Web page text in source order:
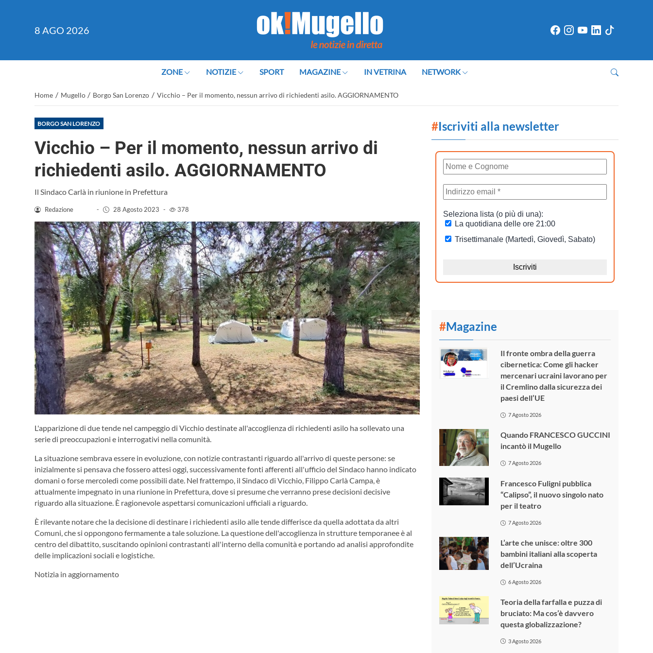
8 AGO 2026
ZONE NOTIZIE SPORT MAGAZINE IN VETRINA NETWORK
Home / Mugello / Borgo San Lorenzo / Vicchio – Per il momento, nessun arrivo di richiedenti asilo. AGGIORNAMENTO
BORGO SAN LORENZO
Vicchio – Per il momento, nessun arrivo di
richiedenti asilo. AGGIORNAMENTO
Il Sindaco Carlà in riunione in Prefettura
Redazione - 28 Agosto 2023 - 378
L'apparizione di due tende nel campeggio di Vicchio destinate all'accoglienza di richiedenti asilo ha sollevato una
serie di preoccupazioni e interrogativi nella comunità.
La situazione sembrava essere in evoluzione, con notizie contrastanti riguardo all'arrivo di queste persone: se
inizialmente si pensava che fossero attesi oggi, successivamente fonti afferenti all'ufficio del Sindaco hanno indicato
domani o forse mercoledì come possibili date. Nel frattempo, il Sindaco di Vicchio, Filippo Carlà Campa, è
attualmente impegnato in una riunione in Prefettura, dove si presume che verranno prese decisioni decisive
riguardo alla situazione. È ragionevole aspettarsi comunicazioni ufficiali a riguardo.
È rilevante notare che la decisione di destinare i richiedenti asilo alle tende differisce da quella adottata da altri
Comuni, che si oppongono fermamente a tale soluzione. La questione dell'accoglienza in strutture temporanee è al
centro del dibattito, suscitando opinioni contrastanti all'interno della comunità e portando ad analisi approfondite
delle implicazioni sociali e logistiche.
Notizia in aggiornamento
#Iscriviti alla newsletter
#Magazine
Il fronte ombra della guerra
cibernetica: Come gli hacker
mercenari ucraini lavorano per
il Cremlino dalla sicurezza dei
paesi dell’UE
7 Agosto 2026
Quando FRANCESCO GUCCINI
incantò il Mugello
7 Agosto 2026
Francesco Fuligni pubblica
“Calipso”, il nuovo singolo nato
per il teatro
7 Agosto 2026
L’arte che unisce: oltre 300
bambini italiani alla scoperta
dell’Ucraina
6 Agosto 2026
Teoria della farfalla e puzza di
bruciato: Ma cos’è davvero
questa globalizzazione?
3 Agosto 2026